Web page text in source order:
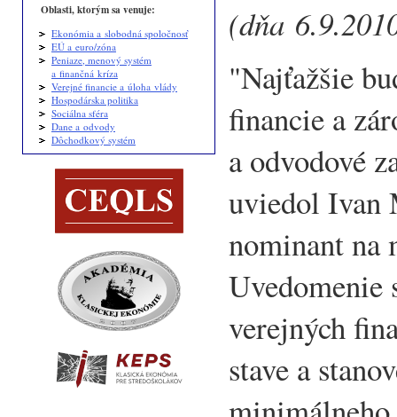
Oblasti, ktorým sa venuje:
Ekonómia a slobodná spoločnosť
EÚ a euro/zóna
Peniaze, menový systém
a finančná kríza
Verejné financie a úloha vlády
Hospodárska politika
Sociálna sféra
Dane a odvody
Dôchodkový systém
(dňa
"Najťažšie
financie a
a odvodové
uviedol Ivan
nominant na
Uvedomenie
verejných
stave a